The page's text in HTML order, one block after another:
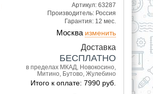
Артикул: 63287
Производитель: Россия
Гарантия: 12 мес.
Москва изменить
Доставка
БЕСПЛАТНО
в пределах МКАД, Новокосино,
Митино, Бутово, Жулебино
Итого к оплате: 7990 руб.